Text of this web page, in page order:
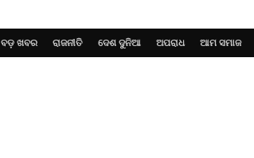
ବଡ଼ ଖବର ରାଜନୀତି ଦେଶ ଦୁନିଆ ଅପରାଧ ଆମ ସମାଜ